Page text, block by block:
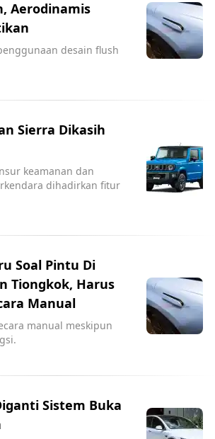
Aerodinamis
desain flush
Sierra Dikasih
keamanan dan
dihadirkan fitur
Soal Pintu Di
Tiongkok, Harus
Manual
manual meskipun
Sistem Buka